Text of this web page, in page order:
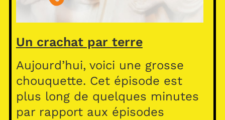
Un crachat par terre
Aujourd’hui, voici une grosse
chouquette. Cet épisode est
plus long de quelques minutes
par rapport aux épisodes